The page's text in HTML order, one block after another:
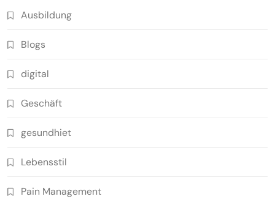
Ausbildung
Blogs
digital
Geschäft
gesundhiet
Lebensstil
Pain Management